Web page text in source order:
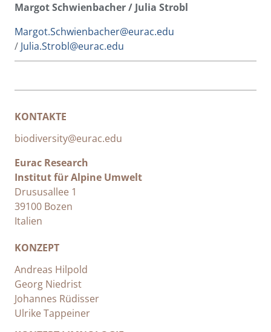
Margot Schwienbacher / Julia Strobl
Margot.Schwienbacher@eurac.edu
/ Julia.Strobl@eurac.edu
KONTAKTE
biodiversity@eurac.edu
Eurac Research
Institut für Alpine Umwelt
Drususallee 1
39100 Bozen
Italien
KONZEPT
Andreas Hilpold
Georg Niedrist
Johannes Rüdisser
Ulrike Tappeiner